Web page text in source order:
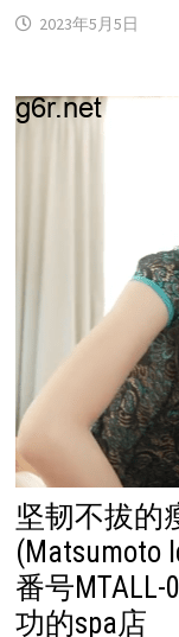
2023年5月5日
坚韧不拔的
(Matsumoto
番号
功的spa店